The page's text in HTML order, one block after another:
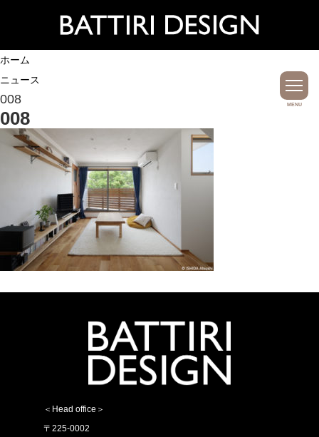
MENU
ホーム
ニュース
008
008
＜Head office＞
〒225-0002